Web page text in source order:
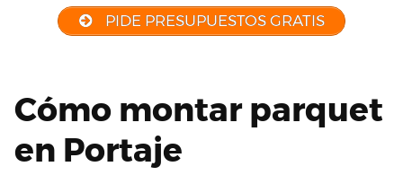
PIDE PRESUPUESTOS GRATIS
Cómo montar parquet
en Portaje